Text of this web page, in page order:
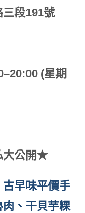
段191號
(星期
公開★
早味平價手
、干貝芋粿